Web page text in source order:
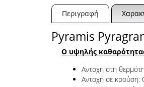
Περιγραφή
Pyramis
Ο υψηλής καθαρότητας
Αντοχή στη
Αντοχή σε κρούση: